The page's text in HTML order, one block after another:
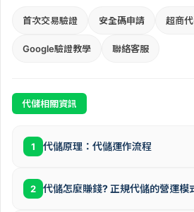
首次交易驗證 安全碼申請 超商
Google驗證教學 聯絡客服
代儲相關資訊
1 代儲原理：代儲運作流程
2 代儲怎麼賺錢? 正規代儲的營運模